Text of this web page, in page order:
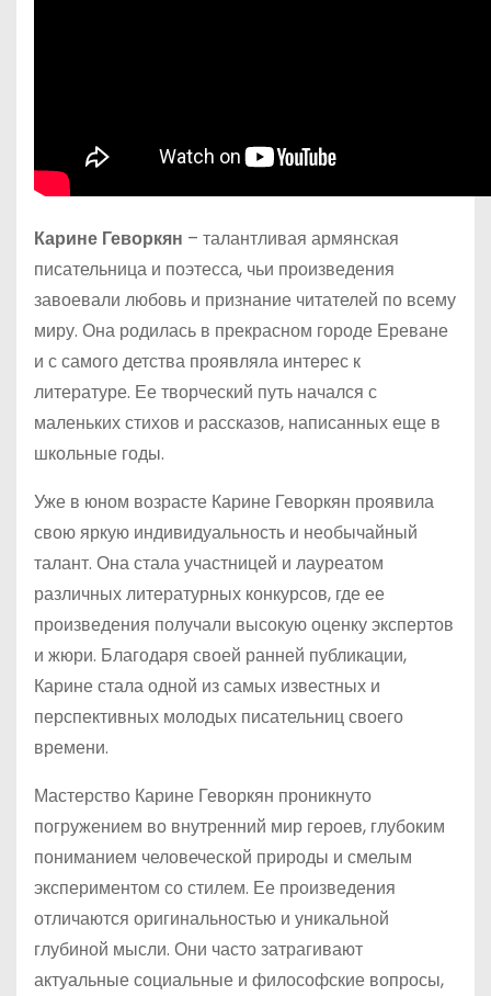
Карине Геворкян – талантливая армянская
писательница и поэтесса, чьи произведения
завоевали любовь и признание читателей по всему
миру. Она родилась в прекрасном городе Ереване
и с самого детства проявляла интерес к
литературе. Ее творческий путь начался с
маленьких стихов и рассказов, написанных еще в
школьные годы.
Уже в юном возрасте Карине Геворкян проявила
свою яркую индивидуальность и необычайный
талант. Она стала участницей и лауреатом
различных литературных конкурсов, где ее
произведения получали высокую оценку экспертов
и жюри. Благодаря своей ранней публикации,
Карине стала одной из самых известных и
перспективных молодых писательниц своего
времени.
Мастерство Карине Геворкян проникнуто
погружением во внутренний мир героев, глубоким
пониманием человеческой природы и смелым
экспериментом со стилем. Ее произведения
отличаются оригинальностью и уникальной
глубиной мысли. Они часто затрагивают
актуальные социальные и философские вопросы,